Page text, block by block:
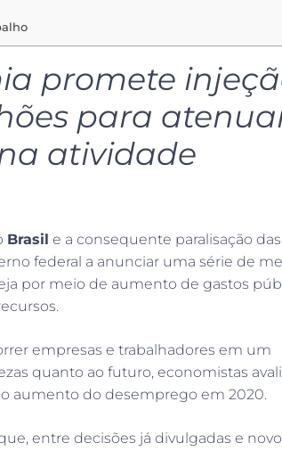
promete
para
atividade
Brasil e a consequente paralisação das
federal a anunciar uma série de
por meio de aumento de gastos
empresas e trabalhadores em um
quanto ao futuro, economistas
aumento do desemprego em 2020.
entre decisões já divulgadas e